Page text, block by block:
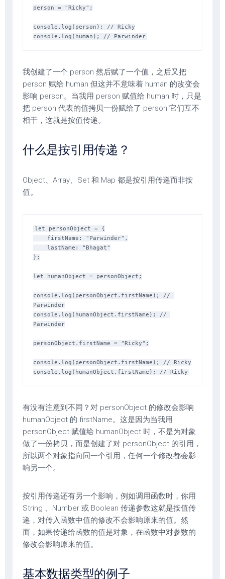
person = "Ricky";
console.log(person); // Ricky
我创建了一个 person 然后赋了一个值，之后又把
person 赋给 human 但这并不意味着 human 的改变会
影响 person。当我用 person 赋值给 human 时，只是
把 person 代表的值拷贝一份赋给了 person 它们互不
相干，这就是按值传递。
什么是按引用传递？
Object、Array、Set 和 Map 都是按引用传递而非按
值。
let personObject = {
};
let humanObject = personObject;
console.log(personObject.firstName); //
Parwinder
console.log(humanObject.firstName); //
Parwinder
personObject.firstName = "Ricky";
console.log(personObject.firstName); // Ricky
有没有注意到不同？对 personObject 的修改会影响
humanObject 的 firstName。这是因为当我用
personObject 赋值给 humanObject 时，不是为对象
做了一份拷贝，而是创建了对 personObject 的引用，
所以两个对象指向同一个引用，任何一个修改都会影
响另一个。
按引用传递还有另一个影响，例如调用函数时，你用
String 、Number 或 Boolean 传递参数这就是按值传
递，对传入函数中值的修改不会影响原来的值。然
而，如果传递给函数的值是对象，在函数中对参数的
修改会影响原来的值。
基本数据类型的例子